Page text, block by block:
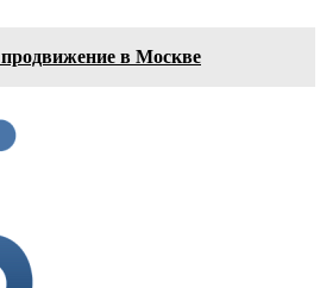
в Москве